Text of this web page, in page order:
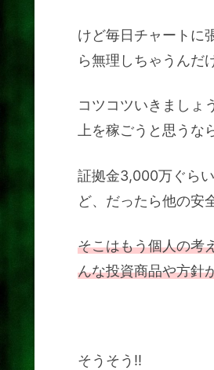
けど毎日チャートに
ら無理しちゃうんだ
コツコツいきましょ
上を稼ごうと思うな
証拠金3,000万ぐら
ど、だったら他の安
そこはもう個人の考
んな投資商品や方針
そうそう!!